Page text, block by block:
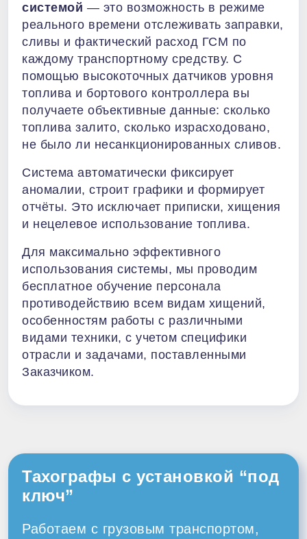
системой — это возможность в режиме
реального времени отслеживать заправки,
сливы и фактический расход ГСМ по
каждому транспортному средству. С
помощью высокоточных датчиков уровня
топлива и бортового контроллера вы
получаете объективные данные: сколько
топлива залито, сколько израсходовано,
не было ли несанкционированных сливов.
Система автоматически фиксирует
аномалии, строит графики и формирует
отчёты. Это исключает приписки, хищения
и нецелевое использование топлива.
Для максимально эффективного
использования системы, мы проводим
бесплатное обучение персонала
противодействию всем видам хищений,
особенностям работы с различными
видами техники, с учетом специфики
отрасли и задачами, поставленными
Заказчиком.
Тахографы с установкой “под
ключ”
Работаем с грузовым транспортом,